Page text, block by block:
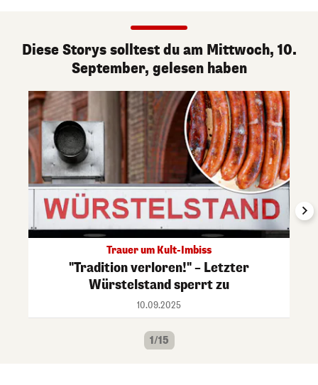
Diese Storys solltest du am Mittwoch, 10.
September, gelesen haben
Trauer um Kult-Imbiss
"Tradition verloren!" – Letzter
Würstelstand sperrt zu
10.09.2025
1/15